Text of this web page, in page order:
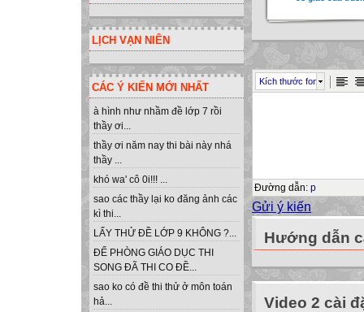
LỊCH VẠN NIÊN
CÁC Ý KIẾN MỚI NHẤT
à hình như nhầm đề lớp 7 rồi
thầy ơi...
thầy ơi năm nay thi bài này nhá
thầy ...
khó wa' cô 0i!!! ...
sao các thầy lại ko đăng ảnh các
kì thi...
LẤY THỬ ĐỀ LỚP 9 KHÔNG ?...
ĐỂ PHÒNG GIÁO DỤC THI
SONG ĐÃ THI CO ĐỀ...
sao ko có đề thi thử ở môn toán
hả...
Kích thước font
Đường dẫn: p
Gửi ý kiến
Hướng dẫn
Video 2 cài